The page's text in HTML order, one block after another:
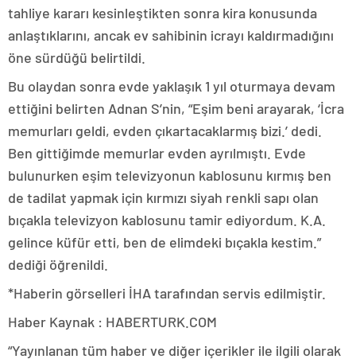
tahliye kararı kesinleştikten sonra kira konusunda
anlaştıklarını, ancak ev sahibinin icrayı kaldırmadığını
öne sürdüğü belirtildi.
Bu olaydan sonra evde yaklaşık 1 yıl oturmaya devam
ettiğini belirten Adnan S’nin, “Eşim beni arayarak, ‘İcra
memurları geldi, evden çıkartacaklarmış bizi.’ dedi.
Ben gittiğimde memurlar evden ayrılmıştı. Evde
bulunurken eşim televizyonun kablosunu kırmış ben
de tadilat yapmak için kırmızı siyah renkli sapı olan
bıçakla televizyon kablosunu tamir ediyordum. K.A.
gelince küfür etti, ben de elimdeki bıçakla kestim.”
dediği öğrenildi.
*Haberin görselleri İHA tarafından servis edilmiştir.
Haber Kaynak : HABERTURK.COM
“Yayınlanan tüm haber ve diğer içerikler ile ilgili olarak